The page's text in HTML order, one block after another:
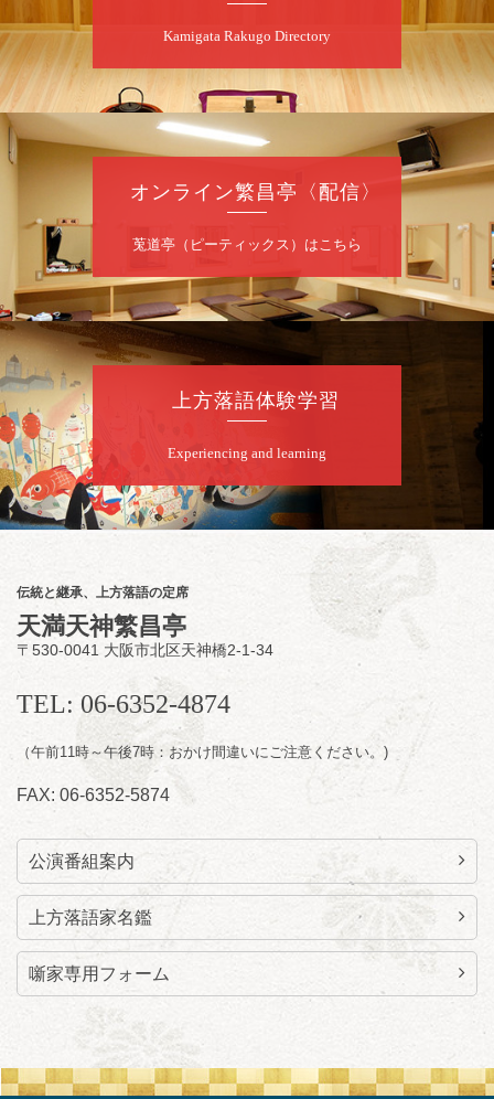
昼
桂九寿玉／桂弥太郎／桂かい枝※／けんたと
ももえ（音曲漫才）※／笑福亭三喬／桂米二
～仲入～桂咲之輔／林家染団治／渡辺あきら
（ジャグリング）／笑福亭松枝（※…配信は
ございません）
★菟道亭配信あり
夜
8月10日（月）
桂慶治朗 月例奮闘落語会 八月席
桂慶治朗「鉄砲勇助」「植木屋娘」ほか一席
／桂弥壱「開口一番」
前売2,000円 当日2,500円
お問合せ：慶治朗落語会事務局 090-8126-
2020
★菟道亭配信あり
配信の
購入はこちらをクリック
8月11日（火）
昼席：番組案内
桂九寿玉／桂弥太郎／桂かい枝※／けんたと
ももえ（音曲漫才）※／笑福亭三喬／桂米平
～仲入～桂咲之輔／林家染団治／キタノ大地
（マジック）／笑福亭松枝（※…配信はござ
★菟道亭 配信あり
Kamigata Rakugo Directory
オンライン繁昌亭〈配信〉
莵道亭（ピーティックス）はこちら
上方落語体験学習
Experiencing and learning
伝統と継承、上方落語の定席
天満天神繁昌亭
〒530-0041 大阪市北区天神橋2-1-34
TEL: 06-6352-4874
（午前11時～午後7時：おかけ間違いにご注意ください。)
FAX: 06-6352-5874
公演番組案内
上方落語家名鑑
噺家専用フォーム